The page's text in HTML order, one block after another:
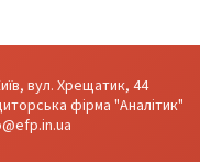
вул. Хрещатик, 44
фірма "Аналітик"